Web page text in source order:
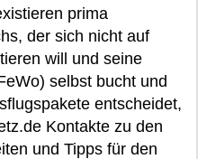
prima
der sich nicht auf
will und seine
selbst bucht und
entscheidet,
Kontakte zu den
und Tipps für den